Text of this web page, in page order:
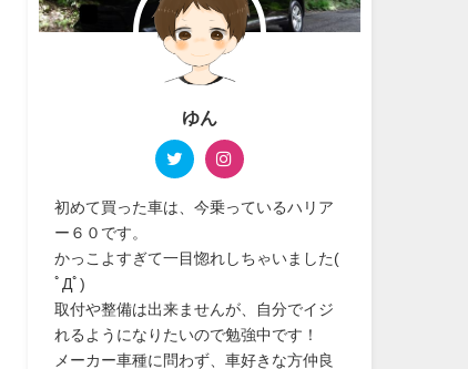
ゆん
初めて買った車は、今乗っているハリア
ー６０です。
かっこよすぎて一目惚れしちゃいました(
ﾟДﾟ)
取付や整備は出来ませんが、自分でイジ
れるようになりたいので勉強中です！
メーカー車種に問わず、車好きな方仲良